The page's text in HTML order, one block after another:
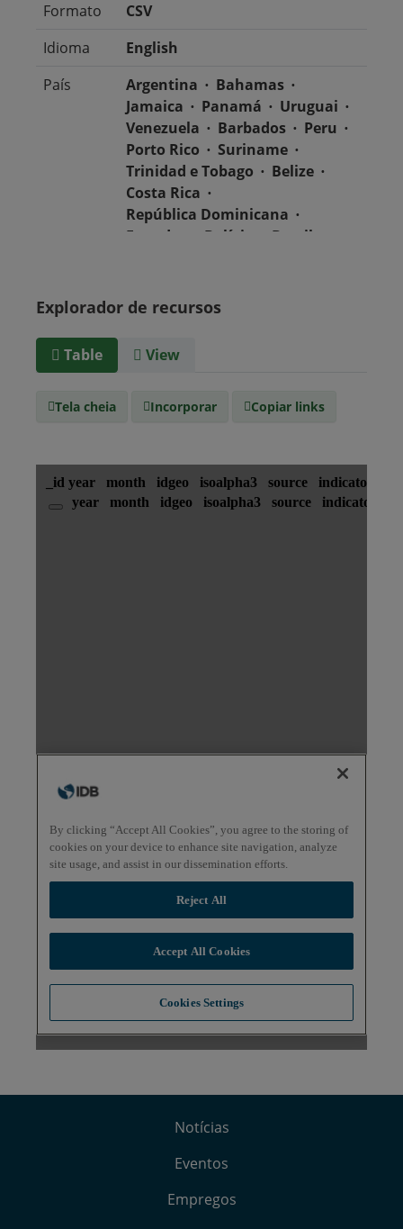
Formato
CSV
Idioma
English
País
Argentina
Bahamas
Jamaica
Panamá
Uruguai
Venezuela
Barbados
Peru
Porto Rico
Suriname
Trinidad e Tobago
Belize
Costa Rica
República Dominicana
Equador
Bolívia
Brasil
Nicarágua
Guatemala
Tipo de
text/csv
Explorador de recursos
Table View
Tela cheia Incorporar Copiar links
Notícias
Eventos
Empregos